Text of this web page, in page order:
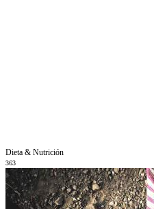
Dieta & Nutrición
363